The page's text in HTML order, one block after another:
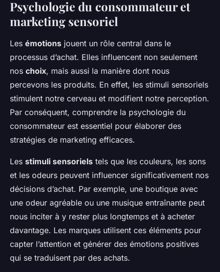
Psychologie du consommateur et
marketing sensoriel
Les émotions jouent un rôle central dans le
processus d’achat. Elles influencent non seulement
nos choix, mais aussi la manière dont nous
percevons les produits. En effet, les stimuli sensoriels
stimulent notre cerveau et modifient notre perception.
Par conséquent, comprendre la psychologie du
consommateur est essentiel pour élaborer des
stratégies de marketing efficaces.
Les stimuli sensoriels tels que les couleurs, les sons
et les odeurs peuvent influencer significativement nos
décisions d’achat. Par exemple, une boutique avec
une odeur agréable ou une musique entraînante peut
nous inciter à y rester plus longtemps et à acheter
davantage. Les marques utilisent ces éléments pour
capter l’attention et générer des émotions positives
qui se traduisent par des achats.